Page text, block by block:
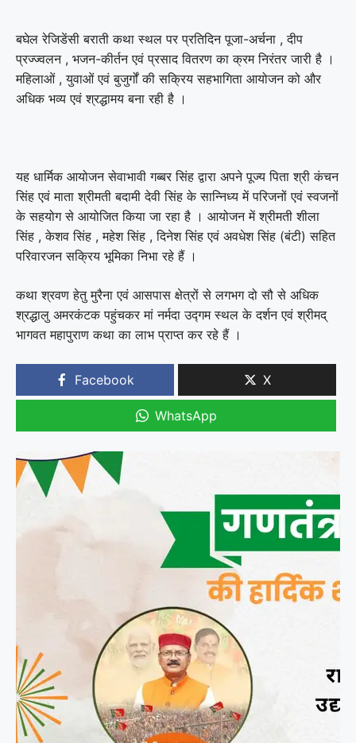
बघेल रेजिडेंसी बराती कथा स्थल पर प्रतिदिन पूजा-अर्चना , दीप
प्रज्ज्वलन , भजन-कीर्तन एवं प्रसाद वितरण का क्रम निरंतर जारी है ।
महिलाओं , युवाओं एवं बुजुर्गों की सक्रिय सहभागिता आयोजन को और
अधिक भव्य एवं श्रद्धामय बना रही है ।
यह धार्मिक आयोजन सेवाभावी गब्बर सिंह द्वारा अपने पूज्य पिता श्री कंचन
सिंह एवं माता श्रीमती बदामी देवी सिंह के सान्निध्य में परिजनों एवं स्वजनों
के सहयोग से आयोजित किया जा रहा है । आयोजन में श्रीमती शीला
सिंह , केशव सिंह , महेश सिंह , दिनेश सिंह एवं अवधेश सिंह (बंटी) सहित
परिवारजन सक्रिय भूमिका निभा रहे हैं ।
कथा श्रवण हेतु मुरैना एवं आसपास क्षेत्रों से लगभग दो सौ से अधिक
श्रद्धालु अमरकंटक पहुंचकर मां नर्मदा उद्गम स्थल के दर्शन एवं श्रीमद्
भागवत महापुराण कथा का लाभ प्राप्त कर रहे हैं ।
Facebook X
WhatsApp